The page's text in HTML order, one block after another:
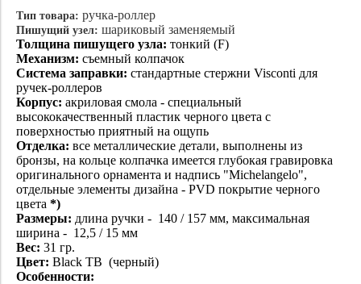
Тип товара: ручка-роллер
Пишущий узел: шариковый заменяемый
Толщина пишущего узла: тонкий (F)
Механизм: съемный колпачок
Система заправки: стандартные стержни Visconti для
ручек-роллеров
Корпус: акриловая смола - специальный
высококачественный пластик черного цвета с
поверхностью приятный на ощупь
Отделка: все металлические детали, выполнены из
бронзы, на кольце колпачка имеется глубокая гравировка
оригинального орнамента и надпись "Michelangelo",
отдельные элементы дизайна - PVD покрытие черного
цвета *)
Размеры: длина ручки - 140 / 157 мм, максимальная
ширина - 12,5 / 15 мм
Вес: 31 гр.
Цвет: Black TB (черный)
Особенности: